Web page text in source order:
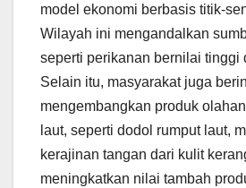
model ekonomi berbasis titik-
Wilayah ini mengandalkan
seperti perikanan bernilai tinggi
Selain itu, masyarakat juga
mengembangkan produk
laut, seperti dodol rumput laut,
kerajinan tangan dari kulit
meningkatkan nilai tambah